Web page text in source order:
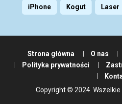
iPhone Kogut Laser
Strona główna O nas
Polityka prywatności
Copyright © 2024.